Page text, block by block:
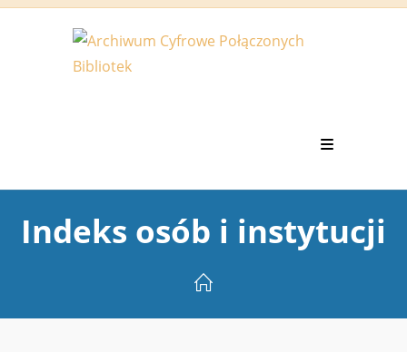
Koniec
Indeks osób i instytucji